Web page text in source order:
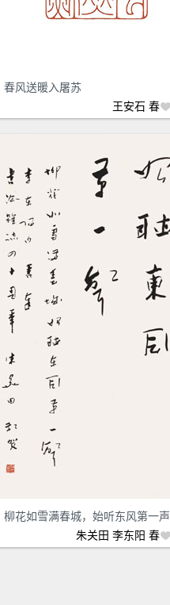
春风送暖入屠苏
王安石 春
柳花如雪满春城，始听东风第一声
朱关田 李东阳 春